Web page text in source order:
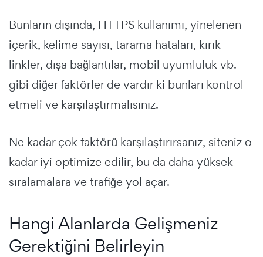
Bunların dışında, HTTPS kullanımı, yinelenen
içerik, kelime sayısı, tarama hataları, kırık
linkler, dışa bağlantılar, mobil uyumluluk vb.
gibi diğer faktörler de vardır ki bunları kontrol
etmeli ve karşılaştırmalısınız.
Ne kadar çok faktörü karşılaştırırsanız, siteniz o
kadar iyi optimize edilir, bu da daha yüksek
sıralamalara ve trafiğe yol açar.
Hangi Alanlarda Gelişmeniz
Gerektiğini Belirleyin